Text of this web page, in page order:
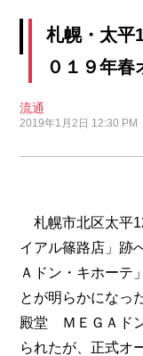
札幌・太平
０１９年春
流通
2019年1月2日 12:30 PM
札幌市北区太平
イアル篠路店」跡
Ａドン・キホーテ
とが明らかになっ
殿堂 ＭＥＧＡド
られたが、正式オ